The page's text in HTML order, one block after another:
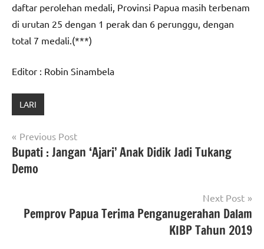
daftar perolehan medali, Provinsi Papua masih terbenam
di urutan 25 dengan 1 perak dan 6 perunggu, dengan
total 7 medali.(***)
Editor : Robin Sinambela
LARI
Navigasi
pos
Previous Post
Bupati : Jangan ‘Ajari’ Anak Didik Jadi Tukang
Demo
Next Post
Pemprov Papua Terima Penganugerahan Dalam
KIBP Tahun 2019